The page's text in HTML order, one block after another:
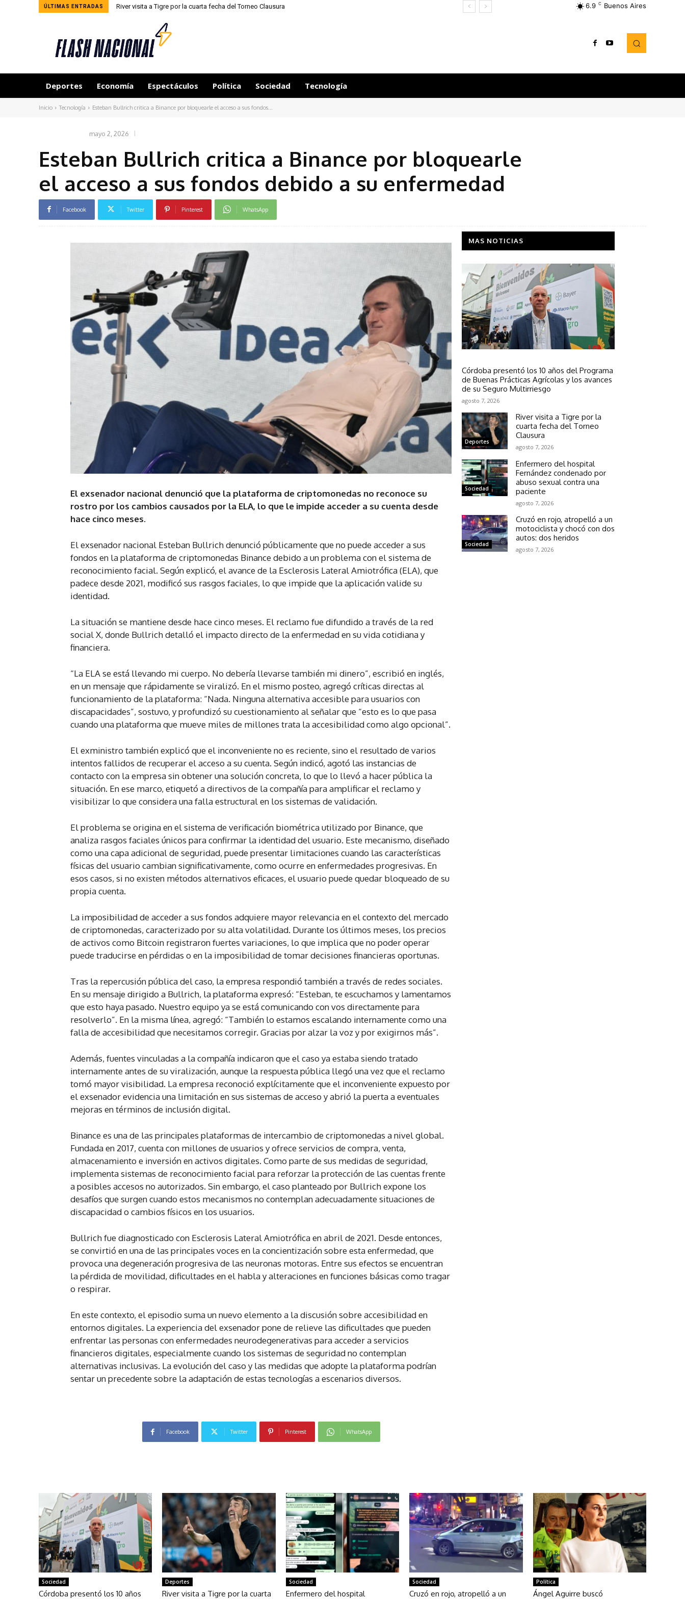
ÚLTIMAS ENTRADAS River visita a Tigre por la cuarta fecha del Torneo Clausura 6.9 C Buenos Aires
Deportes Economía Espectáculos Política Sociedad Tecnología
Inicio Tecnología Esteban Bullrich critica a Binance por bloquearle el acceso a sus fondos...
mayo 2, 2026
Esteban Bullrich critica a Binance por bloquearle
el acceso a sus fondos debido a su enfermedad
Facebook Twitter Pinterest WhatsApp
El exsenador nacional denunció que la plataforma de criptomonedas no reconoce su
rostro por los cambios causados por la ELA, lo que le impide acceder a su cuenta desde
hace cinco meses.
El exsenador nacional Esteban Bullrich denunció públicamente que no puede acceder a sus
fondos en la plataforma de criptomonedas Binance debido a un problema con el sistema de
reconocimiento facial. Según explicó, el avance de la Esclerosis Lateral Amiotrófica (ELA), que
padece desde 2021, modificó sus rasgos faciales, lo que impide que la aplicación valide su
identidad.
La situación se mantiene desde hace cinco meses. El reclamo fue difundido a través de la red
social X, donde Bullrich detalló el impacto directo de la enfermedad en su vida cotidiana y
financiera.
“La ELA se está llevando mi cuerpo. No debería llevarse también mi dinero”, escribió en inglés,
en un mensaje que rápidamente se viralizó. En el mismo posteo, agregó críticas directas al
funcionamiento de la plataforma: “Nada. Ninguna alternativa accesible para usuarios con
discapacidades”, sostuvo, y profundizó su cuestionamiento al señalar que “esto es lo que pasa
cuando una plataforma que mueve miles de millones trata la accesibilidad como algo opcional”.
El exministro también explicó que el inconveniente no es reciente, sino el resultado de varios
intentos fallidos de recuperar el acceso a su cuenta. Según indicó, agotó las instancias de
contacto con la empresa sin obtener una solución concreta, lo que lo llevó a hacer pública la
situación. En ese marco, etiquetó a directivos de la compañía para amplificar el reclamo y
visibilizar lo que considera una falla estructural en los sistemas de validación.
El problema se origina en el sistema de verificación biométrica utilizado por Binance, que
analiza rasgos faciales únicos para confirmar la identidad del usuario. Este mecanismo, diseñado
como una capa adicional de seguridad, puede presentar limitaciones cuando las características
físicas del usuario cambian significativamente, como ocurre en enfermedades progresivas. En
esos casos, si no existen métodos alternativos eficaces, el usuario puede quedar bloqueado de su
propia cuenta.
La imposibilidad de acceder a sus fondos adquiere mayor relevancia en el contexto del mercado
de criptomonedas, caracterizado por su alta volatilidad. Durante los últimos meses, los precios
de activos como Bitcoin registraron fuertes variaciones, lo que implica que no poder operar
puede traducirse en pérdidas o en la imposibilidad de tomar decisiones financieras oportunas.
Tras la repercusión pública del caso, la empresa respondió también a través de redes sociales.
En su mensaje dirigido a Bullrich, la plataforma expresó: “Esteban, te escuchamos y lamentamos
que esto haya pasado. Nuestro equipo ya se está comunicando con vos directamente para
resolverlo”. En la misma línea, agregó: “También lo estamos escalando internamente como una
falla de accesibilidad que necesitamos corregir. Gracias por alzar la voz y por exigirnos más”.
Además, fuentes vinculadas a la compañía indicaron que el caso ya estaba siendo tratado
internamente antes de su viralización, aunque la respuesta pública llegó una vez que el reclamo
tomó mayor visibilidad. La empresa reconoció explícitamente que el inconveniente expuesto por
el exsenador evidencia una limitación en sus sistemas de acceso y abrió la puerta a eventuales
mejoras en términos de inclusión digital.
Binance es una de las principales plataformas de intercambio de criptomonedas a nivel global.
Fundada en 2017, cuenta con millones de usuarios y ofrece servicios de compra, venta,
almacenamiento e inversión en activos digitales. Como parte de sus medidas de seguridad,
implementa sistemas de reconocimiento facial para reforzar la protección de las cuentas frente
a posibles accesos no autorizados. Sin embargo, el caso planteado por Bullrich expone los
desafíos que surgen cuando estos mecanismos no contemplan adecuadamente situaciones de
discapacidad o cambios físicos en los usuarios.
Bullrich fue diagnosticado con Esclerosis Lateral Amiotrófica en abril de 2021. Desde entonces,
se convirtió en una de las principales voces en la concientización sobre esta enfermedad, que
provoca una degeneración progresiva de las neuronas motoras. Entre sus efectos se encuentran
la pérdida de movilidad, dificultades en el habla y alteraciones en funciones básicas como tragar
o respirar.
En este contexto, el episodio suma un nuevo elemento a la discusión sobre accesibilidad en
entornos digitales. La experiencia del exsenador pone de relieve las dificultades que pueden
enfrentar las personas con enfermedades neurodegenerativas para acceder a servicios
financieros digitales, especialmente cuando los sistemas de seguridad no contemplan
alternativas inclusivas. La evolución del caso y las medidas que adopte la plataforma podrían
sentar un precedente sobre la adaptación de estas tecnologías a escenarios diversos.
Facebook Twitter Pinterest WhatsApp
MAS NOTICIAS
Córdoba presentó los 10 años del Programa
de Buenas Prácticas Agrícolas y los avances
de su Seguro Multirriesgo
agosto 7, 2026
Deportes
River visita a Tigre por la
cuarta fecha del Torneo
Clausura
agosto 7, 2026
Sociedad
Enfermero del hospital
Fernández condenado por
abuso sexual contra una
paciente
agosto 7, 2026
Sociedad
Cruzó en rojo, atropelló a un
motociclista y chocó con dos
autos: dos heridos
agosto 7, 2026
Sociedad
Córdoba presentó los 10 años
Deportes
River visita a Tigre por la cuarta
Sociedad
Enfermero del hospital
Sociedad
Cruzó en rojo, atropelló a un
Política
Ángel Aguirre buscó